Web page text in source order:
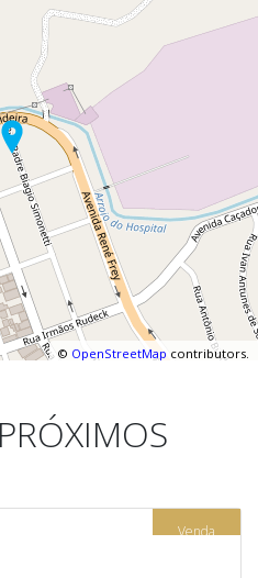
© OpenStreetMap contributors.
Venda